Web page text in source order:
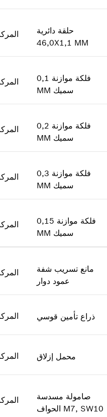
حلقة دائرية
46,0X1,1 MM
فلكة موازنة 0,1
MM سميك
فلكة موازنة 0,2
MM سميك
فلكة موازنة 0,3
MM سميك
فلكة موازنة 0,15
MM سميك
مانع تسريب شفة
عمود دوار
ذراع تأمين قوسي
محمل إزلاق
صامولة مسدسة
الحواف M7, SW10